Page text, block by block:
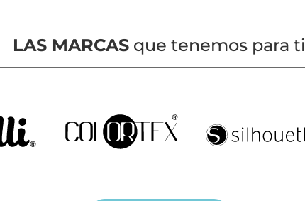
LAS MARCASque tenemos para ti